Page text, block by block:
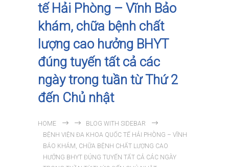
tế Hải Phòng – Vĩnh Bảo
khám, chữa bệnh chất
lượng cao hưởng BHYT
đúng tuyến tất cả các
ngày trong tuần từ Thứ 2
đến Chủ nhật
HOME
BLOG WITH SIDEBAR
BỆNH VIỆN ĐA KHOA QUỐC TẾ HẢI PHÒNG – VĨNH
BẢO KHÁM, CHỮA BỆNH CHẤT LƯỢNG CAO
HƯỞNG BHYT ĐÚNG TUYẾN TẤT CẢ CÁC NGÀY